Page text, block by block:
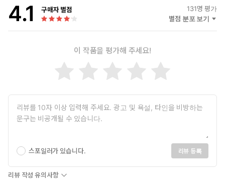
【네 노동의 대가로 주는 상이야. 앞으로도 나한테 음식을 요구하
고 싶으면, 이렇게 부탁해.】
4.1 구매자 별점 131명 평가
별점 분포 보기
이 작품을 평가해 주세요!
스포일러가 있습니다. 리뷰 등록
리뷰 작성 유의사항